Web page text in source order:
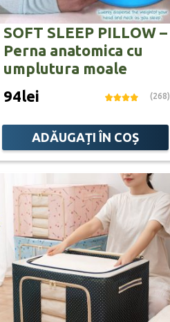
SOFT SLEEP PILLOW –
Perna anatomica cu
umplutura moale
94lei
(268)
ADĂUGAȚI ÎN COȘ